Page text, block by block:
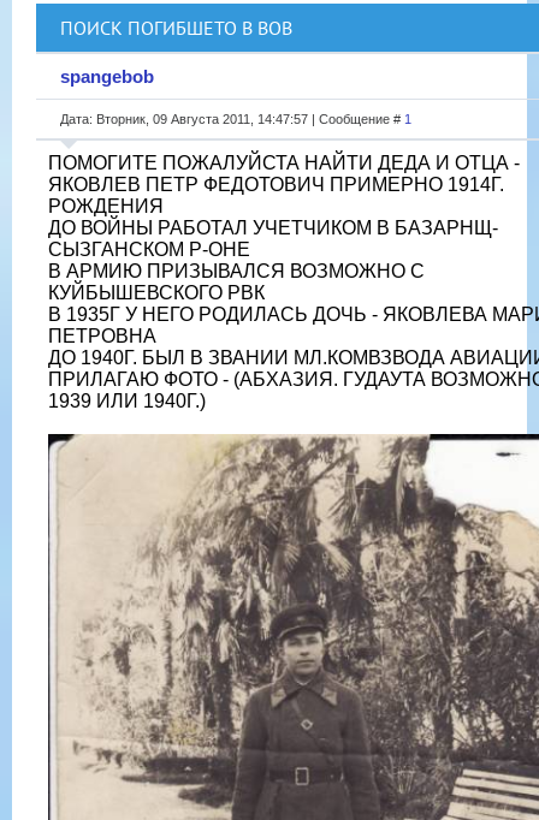
ПОИСК ПОГИБШЕТО В ВОВ
spangebob
Дата: Вторник, 09 Августа 2011, 14:47:57 | Сообщение # 1
ПОМОГИТЕ ПОЖАЛУЙСТА НАЙТИ ДЕДА И ОТЦА -
ЯКОВЛЕВ ПЕТР ФЕДОТОВИЧ ПРИМЕРНО 1914Г.
РОЖДЕНИЯ
ДО ВОЙНЫ РАБОТАЛ УЧЕТЧИКОМ В БАЗАРНЩ-
СЫЗГАНСКОМ Р-ОНЕ
В АРМИЮ ПРИЗЫВАЛСЯ ВОЗМОЖНО С
КУЙБЫШЕВСКОГО РВК
В 1935Г У НЕГО РОДИЛАСЬ ДОЧЬ - ЯКОВЛЕВА
ПЕТРОВНА
ДО 1940Г. БЫЛ В ЗВАНИИ МЛ.КОМВЗВОДА
ПРИЛАГАЮ ФОТО - (АБХАЗИЯ. ГУДАУТА
1939 ИЛИ 1940Г.)